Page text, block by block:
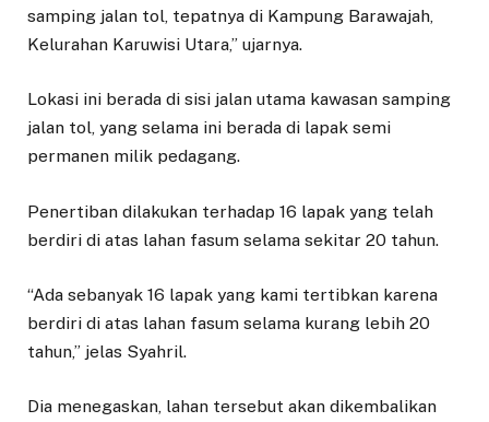
samping jalan tol, tepatnya di Kampung Barawajah,
Kelurahan Karuwisi Utara,” ujarnya.
Lokasi ini berada di sisi jalan utama kawasan samping
jalan tol, yang selama ini berada di lapak semi
permanen milik pedagang.
Penertiban dilakukan terhadap 16 lapak yang telah
berdiri di atas lahan fasum selama sekitar 20 tahun.
“Ada sebanyak 16 lapak yang kami tertibkan karena
berdiri di atas lahan fasum selama kurang lebih 20
tahun,” jelas Syahril.
Dia menegaskan, lahan tersebut akan dikembalikan